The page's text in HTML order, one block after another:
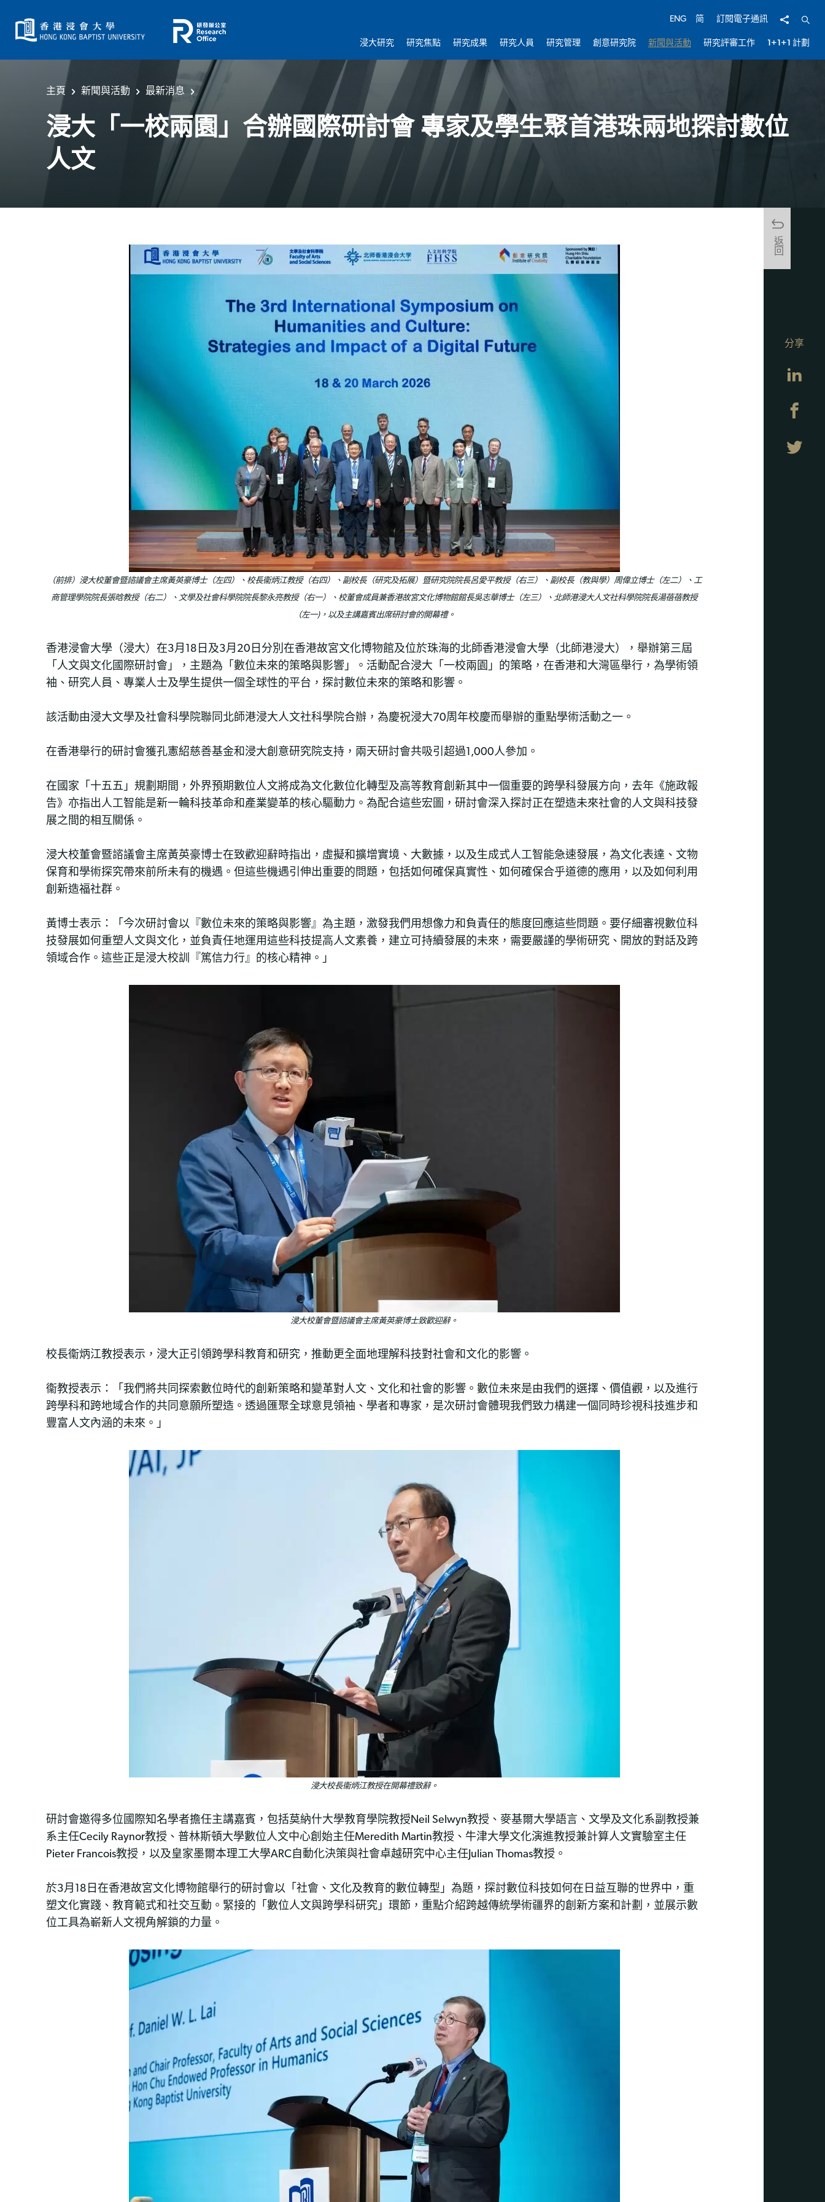
ENG 简 訂閱電子通訊 分享 開啟
浸大研究 研究焦點 研究成果 研究人員 研究管理 創意研究院 新聞與活動 研究評審工作 1+1+1 計劃
主頁 新聞與活動 最新消息
浸大「一校兩園」合辦國際研討會 專家及學生聚首港珠兩地探討數位
人文
返回
（前排）浸大校董會暨諮議會主席黃英豪博士（左四）、校長衞炳江教授（右四）、副校長（研究及拓展）暨研究院院長呂愛平教授（右三）、副校長（教與學）周偉立博士（左二）、工
商管理學院院長張晗教授（右二）、文學及社會科學院院長黎永亮教授（右一）、校董會成員兼香港故宮文化博物館館長吳志華博士（左三）、北師港浸大人文社科學院院長湯蓓蓓教授
（左一)，以及主講嘉賓出席研討會的開幕禮。
香港浸會大學（浸大）在3月18日及3月20日分別在香港故宮文化博物館及位於珠海的北師香港浸會大學（北師港浸大），舉辦第三屆
「人文與文化國際研討會」，主題為「數位未來的策略與影響」。活動配合浸大「一校兩園」的策略，在香港和大灣區舉行，為學術領
袖、研究人員、專業人士及學生提供一個全球性的平台，探討數位未來的策略和影響。
該活動由浸大文學及社會科學院聯同北師港浸大人文社科學院合辦，為慶祝浸大70周年校慶而舉辦的重點學術活動之一。
在香港舉行的研討會獲孔憲紹慈善基金和浸大創意研究院支持，兩天研討會共吸引超過1,000人參加。
在國家「十五五」規劃期間，外界預期數位人文將成為文化數位化轉型及高等教育創新其中一個重要的跨學科發展方向，去年《施政報
告》亦指出人工智能是新一輪科技革命和產業變革的核心驅動力。為配合這些宏圖，研討會深入探討正在塑造未來社會的人文與科技發
展之間的相互關係。
浸大校董會暨諮議會主席黃英豪博士在致歡迎辭時指出，虛擬和擴增實境、大數據，以及生成式人工智能急速發展，為文化表達、文物
保育和學術探究帶來前所未有的機遇。但這些機遇引伸出重要的問題，包括如何確保真實性、如何確保合乎道德的應用，以及如何利用
創新造福社群。
黃博士表示：「今次研討會以『數位未來的策略與影響』為主題，激發我們用想像力和負責任的態度回應這些問題。要仔細審視數位科
技發展如何重塑人文與文化，並負責任地運用這些科技提高人文素養，建立可持續發展的未來，需要嚴謹的學術研究、開放的對話及跨
領域合作。這些正是浸大校訓『篤信力行』的核心精神。」
浸大校董會暨諮議會主席黃英豪博士致歡迎辭。
校長衞炳江教授表示，浸大正引領跨學科教育和研究，推動更全面地理解科技對社會和文化的影響。
衞教授表示：「我們將共同探索數位時代的創新策略和變革對人文、文化和社會的影響。數位未來是由我們的選擇、價值觀，以及進行
跨學科和跨地域合作的共同意願所塑造。透過匯聚全球意見領袖、學者和專家，是次研討會體現我們致力構建一個同時珍視科技進步和
豐富人文內涵的未來。」
浸大校長衞炳江教授在開幕禮致辭。
研討會邀得多位國際知名學者擔任主講嘉賓，包括莫納什大學教育學院教授Neil Selwyn教授、麥基爾大學語言、文學及文化系副教授兼
系主任Cecily Raynor教授、普林斯頓大學數位人文中心創始主任Meredith Martin教授、牛津大學文化演進教授兼計算人文實驗室主任
Pieter Francois教授，以及皇家墨爾本理工大學ARC自動化決策與社會卓越研究中心主任Julian Thomas教授。
於3月18日在香港故宮文化博物館舉行的研討會以「社會、文化及教育的數位轉型」為題，探討數位科技如何在日益互聯的世界中，重
塑文化實踐、教育範式和社交互動。緊接的「數位人文與跨學科研究」環節，重點介紹跨越傳統學術疆界的創新方案和計劃，並展示數
位工具為嶄新人文視角解鎖的力量。
分享